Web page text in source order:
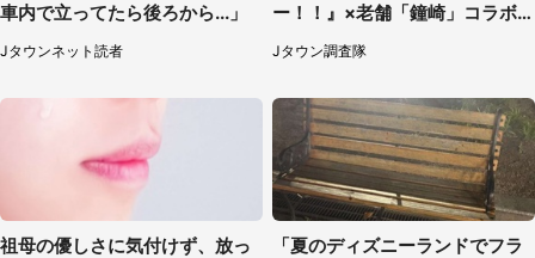
車内で立ってたら後ろから...」
Jタウンネット読者
ー！！』×老舗「鐘崎」コラボ
で限定グッズも【8／1～31】
Jタウン調査隊
祖母の優しさに気付けず、放っ
「夏のディズニーランドでフラ